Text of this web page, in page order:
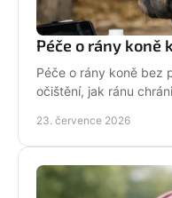
Péče o rány koně
Péče o rány koně bez
očištění, jak ránu
23. července 2026